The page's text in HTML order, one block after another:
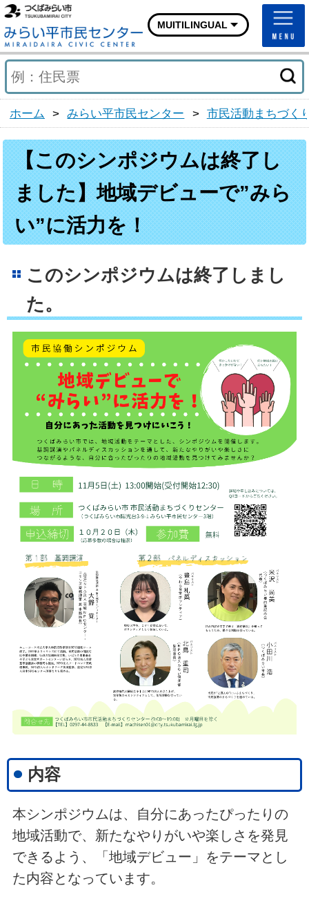
みらい平市民センター
つくばみらい市ホームページ
MUITILINGUAL
ホーム > みらい平市民センター > 市民活動まちづく
【このシンポジウムは終了し
ました】地域デビューで”みら
い”に活力を！
このシンポジウムは終了しまし
た。
内容
本シンポジウムは、自分にあったぴったりの
地域活動で、新たなやりがいや楽しさを発見
できるよう、「地域デビュー」をテーマとし
た内容となっています。